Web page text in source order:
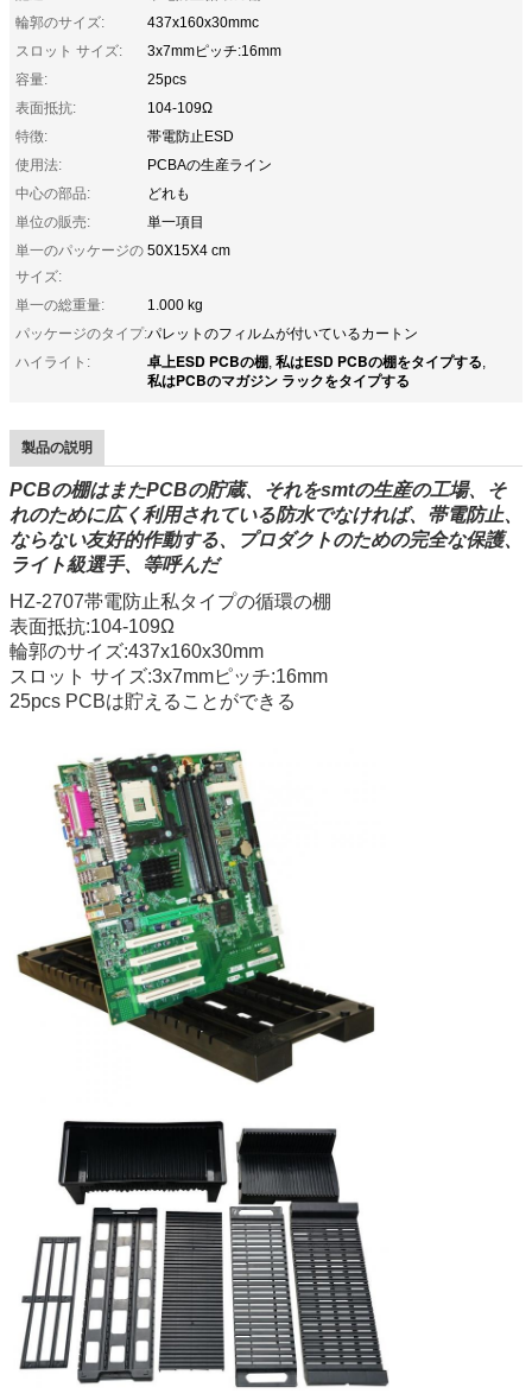
輪郭のサイズ:
437x160x30mmc
スロット サイズ:
3x7mmピッチ:16mm
容量:
25pcs
表面抵抗:
104-109Ω
特徴:
帯電防止ESD
使用法:
PCBAの生産ライン
中心の部品:
どれも
単位の販売:
単一項目
単一のパッケージの
サイズ:
50X15X4 cm
単一の総重量:
1.000 kg
パッケージのタイプ:パレットのフィルムが付いているカートン
ハイライト:
卓上ESD PCBの棚, 私はESD PCBの棚をタイプする,
私はPCBのマガジン ラックをタイプする
製品の説明
PCBの棚はまたPCBの貯蔵、それをsmtの生産の工場、そ
れのために広く利用されている防水でなければ、帯電防止、
ならない友好的作動する、プロダクトのための完全な保護、
ライト級選手、等呼んだ
HZ-2707帯電防止私タイプの循環の棚
表面抵抗:104-109Ω
輪郭のサイズ:437x160x30mm
スロット サイズ:3x7mmピッチ:16mm
25pcs PCBは貯えることができる